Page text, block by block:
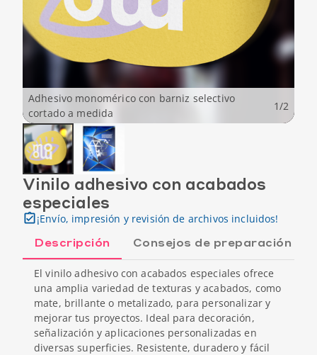
Adhesivo monomérico con barniz selectivo
cortado a medida
1/2
Vinilo adhesivo con acabados
especiales
¡Envío, impresión y revisión de archivos incluidos!
Descripción Consejos de preparación
El vinilo adhesivo con acabados especiales ofrece
una amplia variedad de texturas y acabados, como
mate, brillante o metalizado, para personalizar y
mejorar tus proyectos. Ideal para decoración,
señalización y aplicaciones personalizadas en
diversas superficies. Resistente, duradero y fácil